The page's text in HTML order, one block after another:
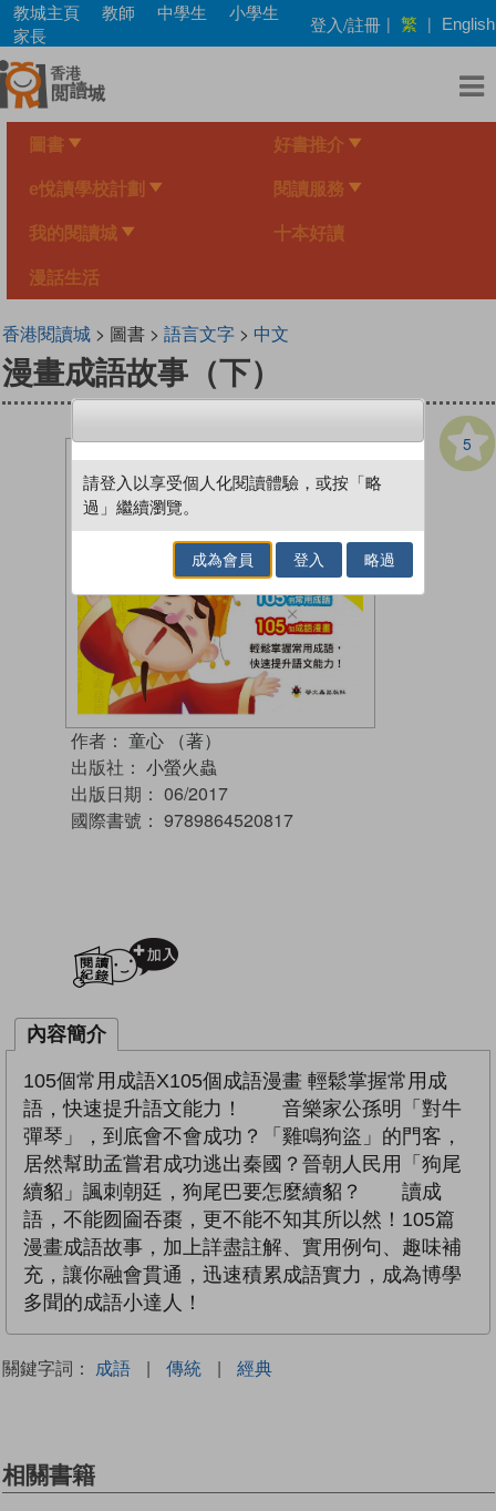
Skip
main
content
教城主頁 教師 中學生
小學生
家長
登入/註冊 | 繁 | English
圖書 好書推介
e悅讀學校計劃 閱讀服務
我的閱讀城 十本好讀
漫話生活
香港閱讀城> 圖書 > 語言文字> 中文
漫畫成語故事（下）
5
作者： 童心 （著）
出版社： 小螢火蟲
出版日期： 06/2017
國際書號： 9789864520817
內容簡介
105個常用成語X105個成語漫畫 輕鬆掌握常用成
語，快速提升語文能力！ 音樂家公孫明「對牛
彈琴」，到底會不會成功？「雞鳴狗盜」的門客，
居然幫助孟嘗君成功逃出秦國？晉朝人民用「狗尾
續貂」諷刺朝廷，狗尾巴要怎麼續貂？ 讀成
語，不能囫圇吞棗，更不能不知其所以然！105篇
漫畫成語故事，加上詳盡註解、實用例句、趣味補
充，讓你融會貫通，迅速積累成語實力，成為博學
多聞的成語小達人！
關鍵字詞： 成語 | 傳統 | 經典
相關書籍
請登入以享受個人化閱讀體驗，或按「略
過」繼續瀏覽。
成為會員 登入 略過